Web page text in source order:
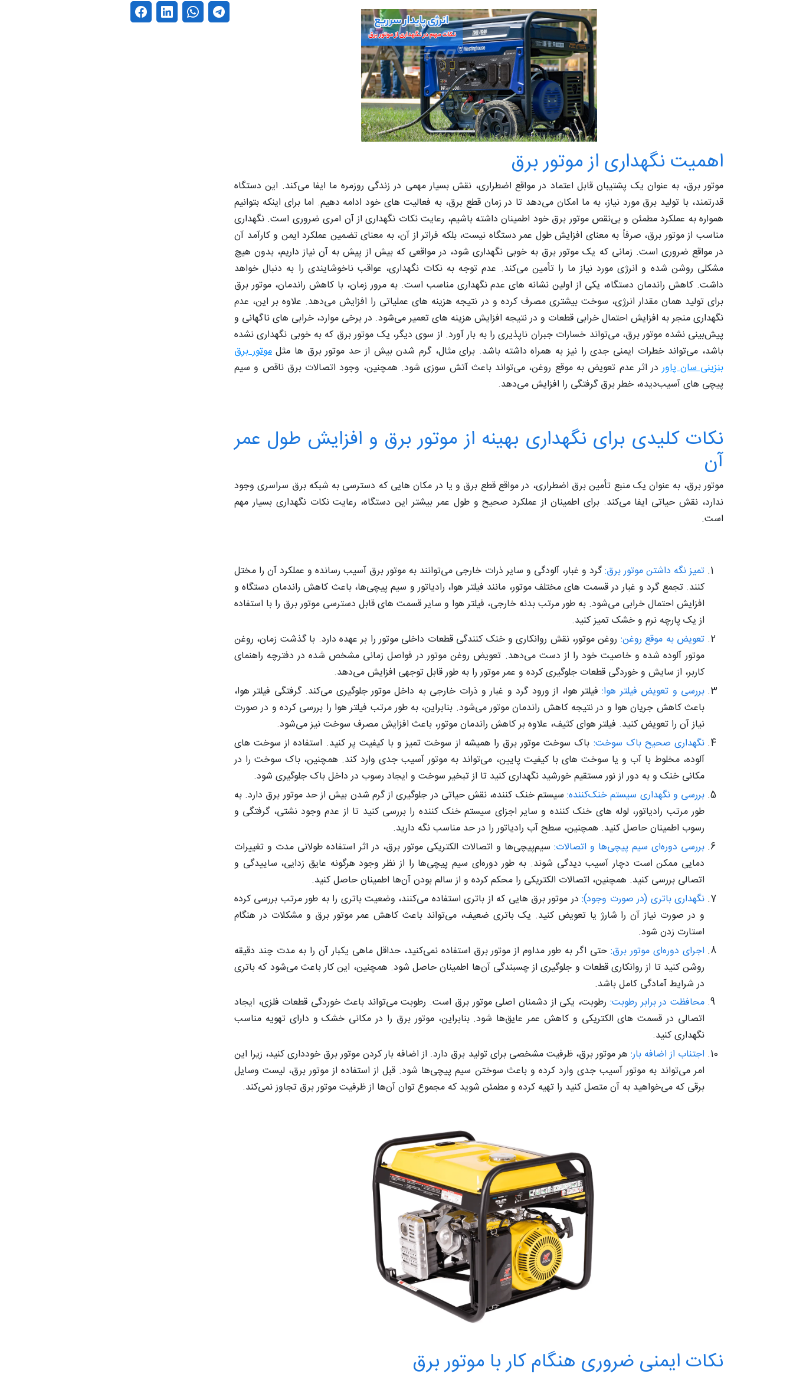
اهمیت نگهداری از موتور برق
موتور برق، به عنوان یک پشتیبان قابل اعتماد در مواقع اضطراری، نقش بسیار مهمی در زندگی روزمره ما ایفا می‌کند. این دستگاه
قدرتمند، با تولید برق مورد نیاز، به ما امکان می‌دهد تا در زمان قطع برق، به فعالیت‌ های خود ادامه دهیم. اما برای اینکه بتوانیم
همواره به عملکرد مطمئن و بی‌نقص موتور برق خود اطمینان داشته باشیم، رعایت نکات نگهداری از آن امری ضروری است. نگهداری
مناسب از موتور برق، صرفاً به معنای افزایش طول عمر دستگاه نیست، بلکه فراتر از آن، به معنای تضمین عملکرد ایمن و کارآمد آن
در مواقع ضروری است. زمانی که یک موتور برق به خوبی نگهداری شود، در مواقعی که بیش از پیش به آن نیاز داریم، بدون هیچ
مشکلی روشن شده و انرژی مورد نیاز ما را تأمین می‌کند. عدم توجه به نکات نگهداری، عواقب ناخوشایندی را به دنبال خواهد
داشت. کاهش راندمان دستگاه، یکی از اولین نشانه‌ های عدم نگهداری مناسب است. به مرور زمان، با کاهش راندمان، موتور برق
برای تولید همان مقدار انرژی، سوخت بیشتری مصرف کرده و در نتیجه هزینه‌ های عملیاتی را افزایش می‌دهد. علاوه بر این، عدم
نگهداری منجر به افزایش احتمال خرابی قطعات و در نتیجه افزایش هزینه‌ های تعمیر می‌شود. در برخی موارد، خرابی‌ های ناگهانی و
پیش‌بینی نشده موتور برق، می‌تواند خسارات جبران‌ ناپذیری را به بار آورد. از سوی دیگر، یک موتور برق که به خوبی نگهداری نشده
باشد، می‌تواند خطرات ایمنی جدی را نیز به همراه داشته باشد. برای مثال، گرم شدن بیش از حد موتور برق ها مثلموتور برق
بنزینی سان پاوردر اثر عدم تعویض به موقع روغن، می‌تواند باعث آتش‌ سوزی شود. همچنین، وجود اتصالات برق ناقص و سیم‌
پیچی‌ های آسیب‌دیده، خطر برق‌ گرفتگی را افزایش می‌دهد.
نکات کلیدی برای نگهداری بهینه از موتور برق و افزایش طول عمر
آن
موتور برق، به عنوان یک منبع تأمین برق اضطراری، در مواقع قطع برق و یا در مکان‌ هایی که دسترسی به شبکه برق سراسری وجود
ندارد، نقش حیاتی ایفا می‌کند. برای اطمینان از عملکرد صحیح و طول عمر بیشتر این دستگاه، رعایت نکات نگهداری بسیار مهم
است.
تمیز نگه داشتن موتور برق:گرد و غبار، آلودگی و سایر ذرات خارجی می‌توانند به موتور برق آسیب رسانده و عملکرد آن را مختل
کنند. تجمع گرد و غبار در قسمت‌ های مختلف موتور، مانند فیلتر هوا، رادیاتور و سیم‌ پیچی‌ها، باعث کاهش راندمان دستگاه و
افزایش احتمال خرابی می‌شود. به طور مرتب بدنه خارجی، فیلتر هوا و سایر قسمت‌ های قابل دسترسی موتور برق را با استفاده
از یک پارچه نرم و خشک تمیز کنید.
تعویض به موقع روغن: روغن موتور، نقش روانکاری و خنک‌ کنندگی قطعات داخلی موتور را بر عهده دارد. با گذشت زمان، روغن
موتور آلوده شده و خاصیت خود را از دست می‌دهد. تعویض روغن موتور در فواصل زمانی مشخص شده در دفترچه راهنمای
کاربر، از سایش و خوردگی قطعات جلوگیری کرده و عمر موتور را به طور قابل توجهی افزایش می‌دهد.
بررسی و تعویض فیلتر هوا:فیلتر هوا، از ورود گرد و غبار و ذرات خارجی به داخل موتور جلوگیری می‌کند. گرفتگی فیلتر هوا،
باعث کاهش جریان هوا و در نتیجه کاهش راندمان موتور می‌شود. بنابراین، به طور مرتب فیلتر هوا را بررسی کرده و در صورت
نیاز آن را تعویض کنید. فیلتر هوای کثیف، علاوه بر کاهش راندمان موتور، باعث افزایش مصرف سوخت نیز می‌شود.
نگهداری صحیح باک سوخت: باک سوخت موتور برق را همیشه از سوخت تمیز و با کیفیت پر کنید. استفاده از سوخت‌ های
آلوده، مخلوط با آب و یا سوخت‌ های با کیفیت پایین، می‌تواند به موتور آسیب جدی وارد کند. همچنین، باک سوخت را در
مکانی خنک و به دور از نور مستقیم خورشید نگهداری کنید تا از تبخیر سوخت و ایجاد رسوب در داخل باک جلوگیری شود.
بررسی و نگهداری سیستم خنک‌کننده:سیستم خنک‌ کننده، نقش حیاتی در جلوگیری از گرم شدن بیش از حد موتور برق دارد. به
طور مرتب رادیاتور، لوله‌ های خنک‌ کننده و سایر اجزای سیستم خنک‌ کننده را بررسی کنید تا از عدم وجود نشتی، گرفتگی و
رسوب اطمینان حاصل کنید. همچنین، سطح آب رادیاتور را در حد مناسب نگه دارید.
بررسی دوره‌ای سیم‌ پیچی‌ها و اتصالات: سیم‌پیچی‌ها و اتصالات الکتریکی موتور برق، در اثر استفاده طولانی‌ مدت و تغییرات
دمایی ممکن است دچار آسیب دیدگی شوند. به طور دوره‌ای سیم‌ پیچی‌ها را از نظر وجود هرگونه عایق‌ زدایی، ساییدگی و
اتصالی بررسی کنید. همچنین، اتصالات الکتریکی را محکم کرده و از سالم بودن آن‌ها اطمینان حاصل کنید.
نگهداری باتری (در صورت وجود):در موتور برق‌ هایی که از باتری استفاده می‌کنند، وضعیت باتری را به طور مرتب بررسی کرده
و در صورت نیاز آن را شارژ یا تعویض کنید. یک باتری ضعیف، می‌تواند باعث کاهش عمر موتور برق و مشکلات در هنگام
استارت زدن شود.
اجرای دوره‌ای موتور برق:حتی اگر به طور مداوم از موتور برق استفاده نمی‌کنید، حداقل ماهی یکبار آن را به مدت چند دقیقه
روشن کنید تا از روانکاری قطعات و جلوگیری از چسبندگی آن‌ها اطمینان حاصل شود. همچنین، این کار باعث می‌شود که باتری
در شرایط آمادگی کامل باشد.
محافظت در برابر رطوبت: رطوبت، یکی از دشمنان اصلی موتور برق است. رطوبت می‌تواند باعث خوردگی قطعات فلزی، ایجاد
اتصالی در قسمت‌ های الکتریکی و کاهش عمر عایق‌ها شود. بنابراین، موتور برق را در مکانی خشک و دارای تهویه مناسب
نگهداری کنید.
اجتناب از اضافه بار: هر موتور برق، ظرفیت مشخصی برای تولید برق دارد. از اضافه بار کردن موتور برق خودداری کنید، زیرا این
امر می‌تواند به موتور آسیب جدی وارد کرده و باعث سوختن سیم‌ پیچی‌ها شود. قبل از استفاده از موتور برق، لیست وسایل
برقی که می‌خواهید به آن متصل کنید را تهیه کرده و مطمئن شوید که مجموع توان آن‌ها از ظرفیت موتور برق تجاوز نمی‌کند.
نکات ایمنی ضروری هنگام کار با موتور برق